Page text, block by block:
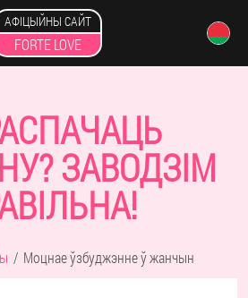
АФІЦЫЙНЫ САЙТ
FORTE LOVE
ЗАВОДЗІМ
Моцнае ўзбуджэнне ў жанчын